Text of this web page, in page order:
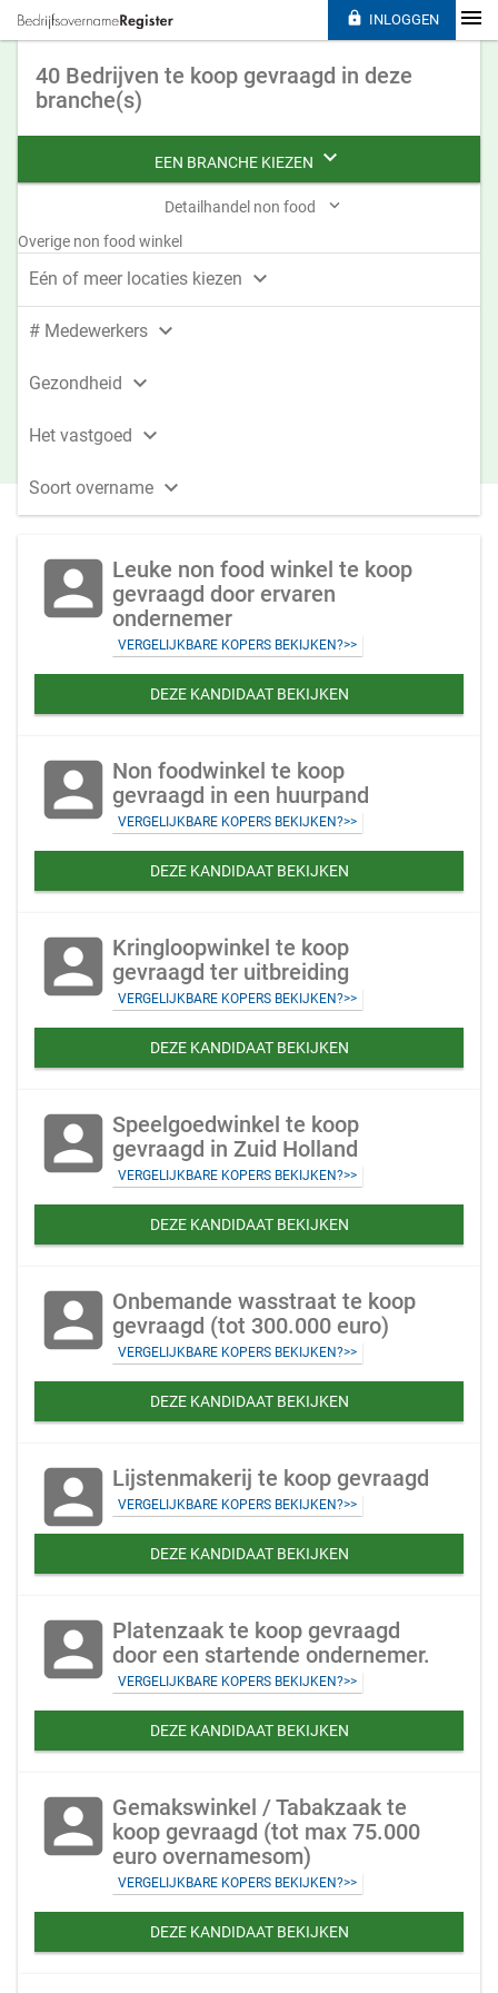
40 Bedrijven te koop gevraagd in deze
branche(s)
EEN BRANCHE KIEZEN 
Detailhandel non food 
Overige non food winkel
Eén of meer locaties kiezen 
# Medewerkers 
Gezondheid 
Het vastgoed 
Soort overname 
account_box Leuke non food winkel te koop
gevraagd door ervaren
ondernemer
VERGELIJKBARE KOPERS BEKIJKEN?>>
DEZE KANDIDAAT BEKIJKEN
account_box Non foodwinkel te koop
gevraagd in een huurpand
VERGELIJKBARE KOPERS BEKIJKEN?>>
DEZE KANDIDAAT BEKIJKEN
account_box Kringloopwinkel te koop
gevraagd ter uitbreiding
VERGELIJKBARE KOPERS BEKIJKEN?>>
DEZE KANDIDAAT BEKIJKEN
account_box Speelgoedwinkel te koop
gevraagd in Zuid Holland
VERGELIJKBARE KOPERS BEKIJKEN?>>
DEZE KANDIDAAT BEKIJKEN
account_box Onbemande wasstraat te koop
gevraagd (tot 300.000 euro)
VERGELIJKBARE KOPERS BEKIJKEN?>>
DEZE KANDIDAAT BEKIJKEN
account_box Lijstenmakerij te koop gevraagd
VERGELIJKBARE KOPERS BEKIJKEN?>>
DEZE KANDIDAAT BEKIJKEN
account_box Platenzaak te koop gevraagd
door een startende ondernemer.
VERGELIJKBARE KOPERS BEKIJKEN?>>
DEZE KANDIDAAT BEKIJKEN
account_box Gemakswinkel / Tabakzaak te
koop gevraagd (tot max 75.000
euro overnamesom)
VERGELIJKBARE KOPERS BEKIJKEN?>>
DEZE KANDIDAAT BEKIJKEN
 INLOGGEN